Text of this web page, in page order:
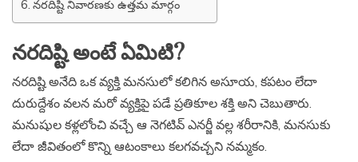
నరదిష్టి నివారణకు ఉత్తమ మార్గం
నరదిష్టి అంటే ఏమిటి?
నరదిష్టి అనేది ఒక వ్యక్తి మనసులో కలిగిన అసూయ, కపటం లేదా
దురుద్దేశం వలన మరో వ్యక్తిపై పడే ప్రతికూల శక్తి అని చెబుతారు.
మనుషుల కళ్లలోంచి వచ్చే ఆ నెగటివ్ ఎనర్జీ వల్ల శరీరానికి, మనసుకు
లేదా జీవితంలో కొన్ని ఆటంకాలు కలగవచ్చని నమ్మకం.